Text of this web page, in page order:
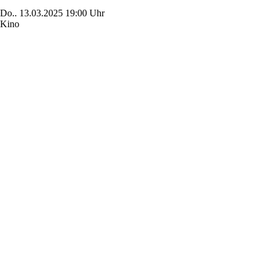
Do.. 13.03.2025 19:00 Uhr
Kino